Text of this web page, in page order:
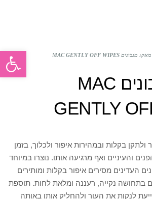
מאק: מגבונים MAC GENTLY OFF WIPES
מאק: מגבונים MAC
GENTLY
ולתקן בקלות ובמהירות איפור ולכלוך, בזמן
והעיניים ואף מרגיעה אותו. נוצרו במיוחד
העדינים מסירים איפור בקלות ומותירים
בתחושה נקייה, רעננה ומלאת לחות. תוספת
לנקות את העור ולהחליק אותו באותה
פתח